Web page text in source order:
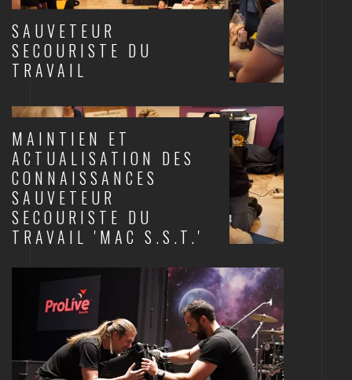
SAUVETEUR
SECOURISTE DU
TRAVAIL
MAINTIEN ET
ACTUALISATION DES
CONNAISSANCES
SAUVETEUR
SECOURISTE DU
TRAVAIL 'MAC S.S.T.'